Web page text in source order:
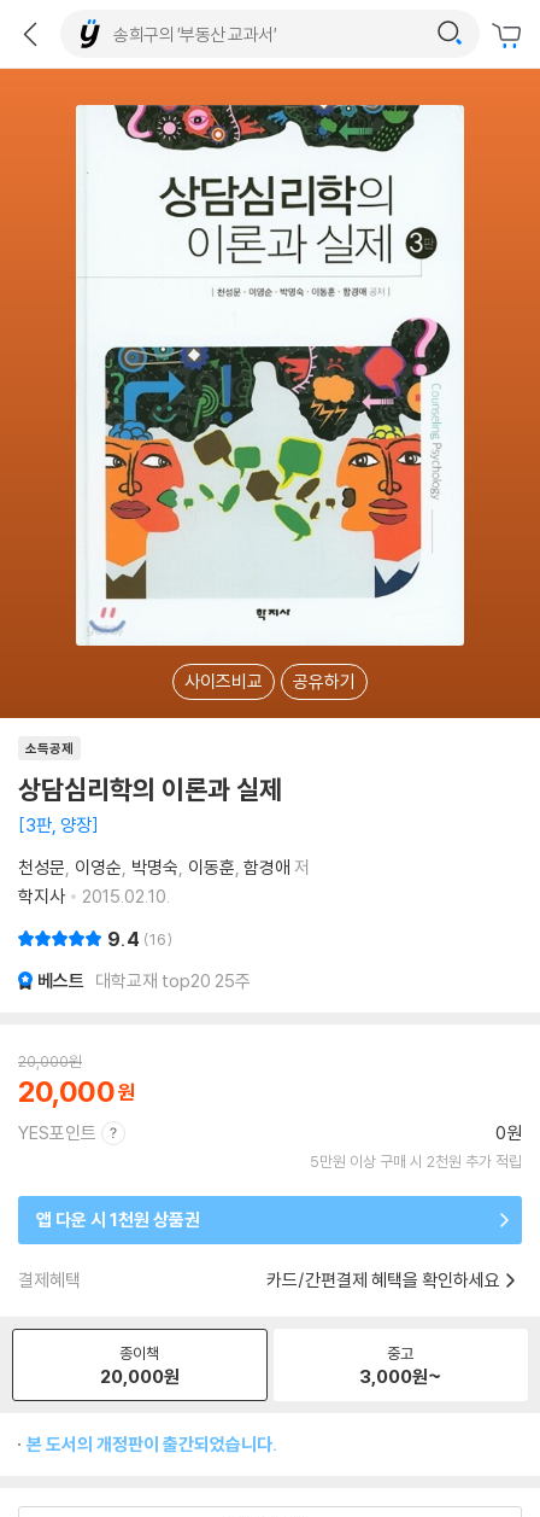
사이즈비교 공유하기
소득공제
상담심리학의 이론과 실제
3판, 양장
천성문 이영순 박명숙 이동훈 함경애 저
학지사
2015.02.10.
9.4 16
베스트 대학교재 top20 25주
20,000원
20,000
YES포인트 0원
5만원 이상 구매 시 2천원 추가 적립
앱 다운 시 1천원 상품권
결제혜택 카드/간편결제 혜택을 확인하세요
종이책
20,000원
중고
3,000원~
본 도서의 개정판이 출간되었습니다.